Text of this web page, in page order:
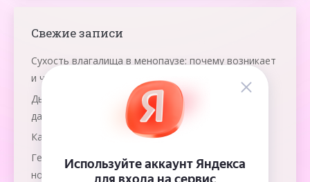
Свежие записи
Сухость влагалища в менопаузе: почему возникает
и что помогает
Дыхание яичниками: что это и как работает эта
даосская практика
Как победить рак груди?
Гемолитическая болезнь: как защитить
новорожденного?